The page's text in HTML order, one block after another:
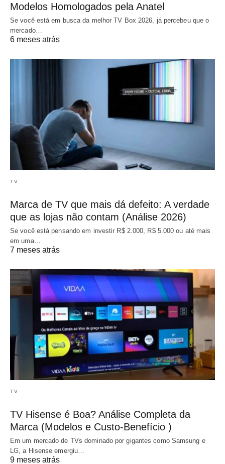
Modelos Homologados pela Anatel
Se você está em busca da melhor TV Box 2026, já percebeu que o
mercado…
6 meses atrás
TV
Marca de TV que mais dá defeito: A verdade
que as lojas não contam (Análise 2026)
Se você está pensando em investir R$ 2.000, R$ 5.000 ou até mais
em uma…
7 meses atrás
TV
TV Hisense é Boa? Análise Completa da
Marca (Modelos e Custo-Benefício )
Em um mercado de TVs dominado por gigantes como Samsung e
LG, a Hisense emergiu…
9 meses atrás